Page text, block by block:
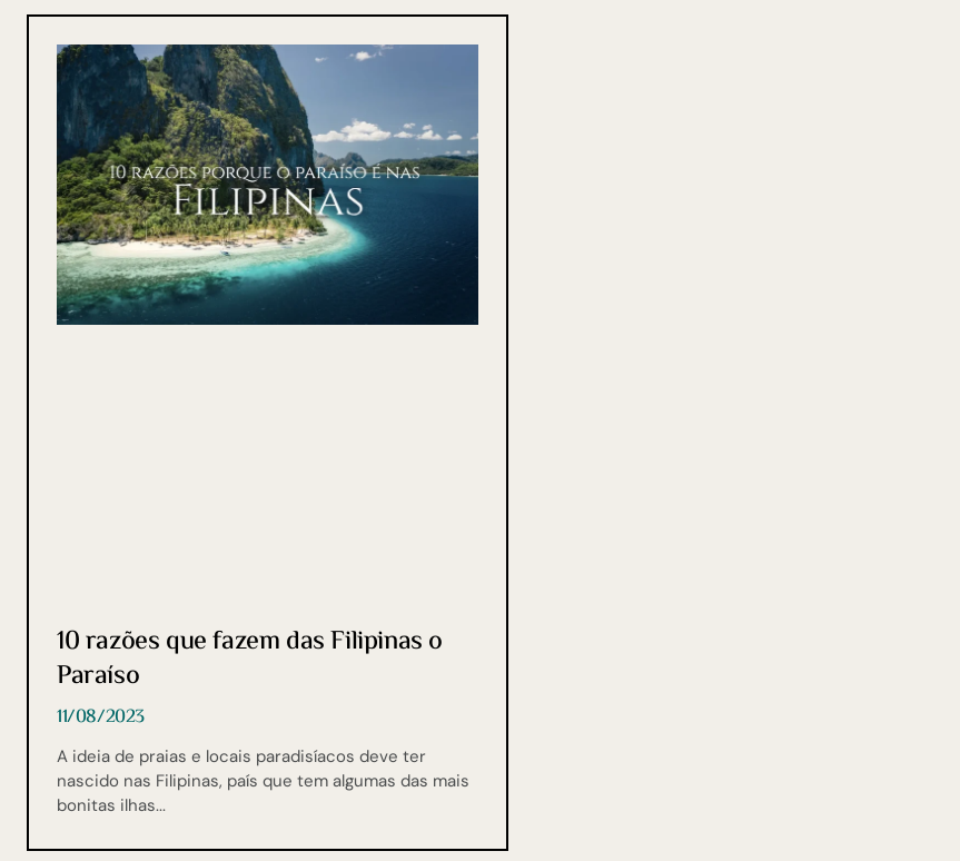
10 razões que fazem das Filipinas o
Paraíso
11/08/2023
A ideia de praias e locais paradisíacos deve ter
nascido nas Filipinas, país que tem algumas das mais
bonitas ilhas